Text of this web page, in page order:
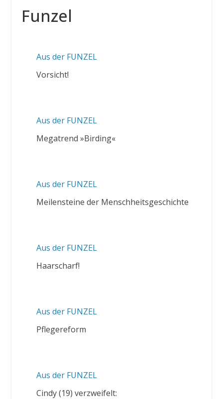
Funzel
Aus der FUNZEL
Vorsicht!
Aus der FUNZEL
Megatrend »Birding«
Aus der FUNZEL
Meilensteine der Menschheitsgeschichte
Aus der FUNZEL
Haarscharf!
Aus der FUNZEL
Pflegereform
Aus der FUNZEL
Cindy (19) verzweifelt: